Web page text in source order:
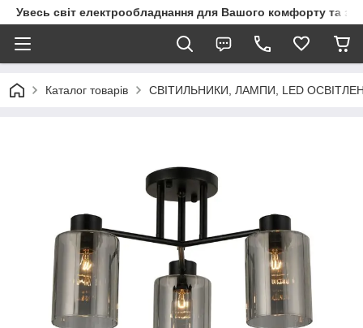
Увесь світ електрообладнання для Вашого комфорту та
Каталог товарів СВІТИЛЬНИКИ, ЛАМПИ, LED